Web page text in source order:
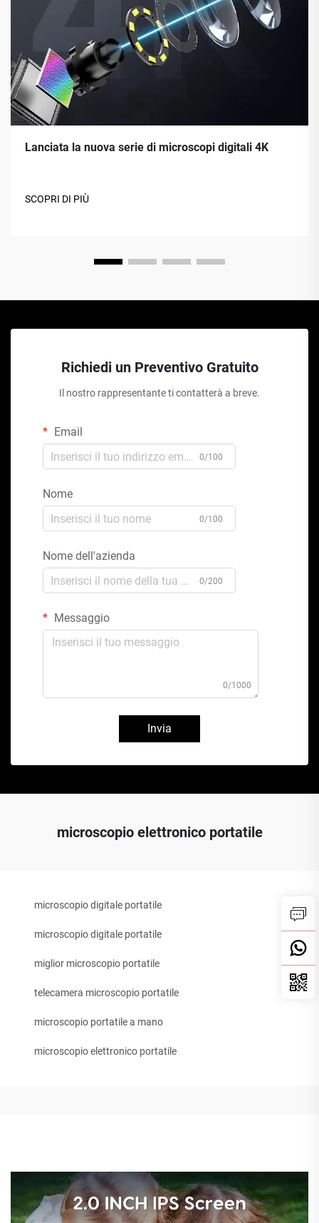
Lanciata la nuova serie di microscopi digitali 4K
SCOPRI DI PIÙ
Richiedi un Preventivo Gratuito
Il nostro rappresentante ti contatterà a breve.
Email
0/100
Nome
0/100
Nome dell'azienda
0/200
Messaggio
0/1000
Invia
microscopio elettronico portatile
microscopio digitale portatile
microscopio digitale portatile
miglior microscopio portatile
telecamera microscopio portatile
microscopio portatile a mano
microscopio elettronico portatile